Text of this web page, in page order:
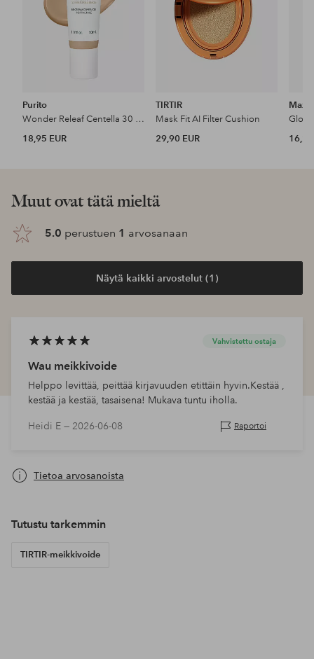
Purito
Wonder Releaf Centella 30 ml Bb Cream
18,95 EUR
TIRTIR
Mask Fit AI Filter Cushion
29,90 EUR
Max
Glow
16,20
Muut ovat tätä mieltä
5.0 perustuen 1 arvosanaan
Näytä kaikki arvostelut (1)
Vahvistettu ostaja
Wau meikkivoide
Helppo levittää, peittää kirjavuuden etittäin hyvin.Kestää ,
kestää ja kestää, tasaisena! Mukava tuntu iholla.
Heidi E — 2026-06-08 Raportoi
Tietoa arvosanoista
Tutustu tarkemmin
TIRTIR-meikkivoide